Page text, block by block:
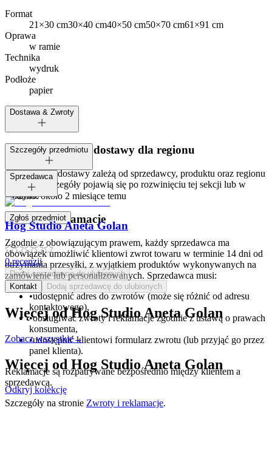
Format
21×30 cm30×40 cm40×50 cm50×70 cm61×91 cm
Oprawa
w ramie
Technika
wydruk
Podłoże
papier
Dostawa & Zwroty
Dostępne metody dostawy dla regionu
Opcje i koszt dostawy zależą od sprzedawcy, produktu oraz regionu
dostawy. Szczegóły pojawią się po rozwinięciu tej sekcji lub w
koszyku.
Zwroty i reklamacje
Zgodnie z obowiązującym prawem, każdy sprzedawca ma
obowiązek umożliwić klientowi zwrot towaru w terminie 14 dni od
otrzymania przesyłki, z wyjątkiem produktów wykonywanych na
zamówienie lub personalizowanych. Sprzedawca musi:
•udostępnić adres do zwrotów (może się różnić od adresu
kontaktowego),
•obsługiwać zwroty i reklamacje zgodnie z ustawą o prawach
konsumenta,
•udostępnić klientowi formularz zwrotu (lub przyjąć go przez
panel klienta).
Reklamacje są rozpatrywane bezpośrednio między klientem a
sprzedawcą.
Szczegóły na stronie Zwroty i reklamacje.
Szczegóły przedmiotu
Tagi:
Dodano:około 2 miesiące temu
Zgłoś przedmiot
Sprzedawca
Hog Studio Aneta Golan
0recenzji
Dodaj sprzedawcę do ulubionych
Kontakt
Dodaj sprzedawcę do ulubionych
Więcej odHog Studio Aneta Golan
Zobacz wszystkie→
Więcej od Hog Studio Aneta Golan
Odkryj kolekcję